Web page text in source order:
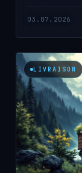
03.07.2026
LIVRAISON